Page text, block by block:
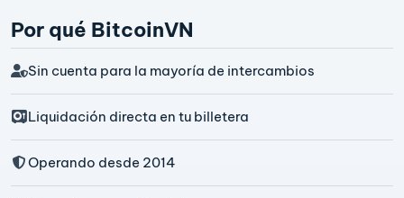
Por qué BitcoinVN
Sin cuenta para la mayoría de intercambios
Liquidación directa en tu billetera
Operando desde 2014